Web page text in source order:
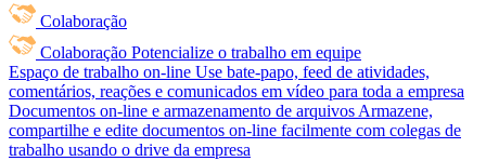
Colaboração
Colaboração Potencialize o trabalho em equipe
Espaço de trabalho on-line Use bate-papo, feed de atividades,
comentários, reações e comunicados em vídeo para toda a empresa
Documentos on-line e armazenamento de arquivos Armazene,
compartilhe e edite documentos on-line facilmente com colegas de
trabalho usando o drive da empresa